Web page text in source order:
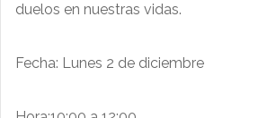
duelos en nuestras vidas.
Fecha: Lunes 2 de diciembre